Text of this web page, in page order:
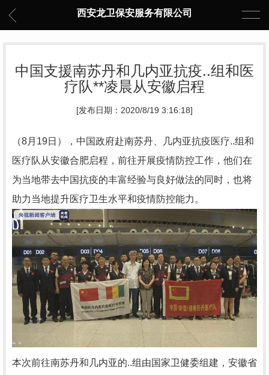
西安龙卫保安服务有限公司
中国支援南苏丹和几内亚抗疫..组和医
疗队**凌晨从安徽启程
[发布日期：2020/8/19 3:16:18]
（8月19日），中国政府赴南苏丹、几内亚抗疫医疗..组和
医疗队从安徽合肥启程，前往开展疫情防控工作，他们在
为当地带去中国抗疫的丰富经验与良好做法的同时，也将
助力当地提升医疗卫生水平和疫情防控能力。
本次前往南苏丹和几内亚的..组由国家卫健委组建，安徽省